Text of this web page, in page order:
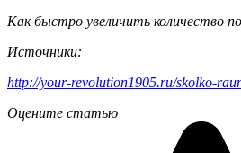
Как быстро увеличить количество
Источники:
http://your-revolution1905.ru/skolko-
Оцените статью